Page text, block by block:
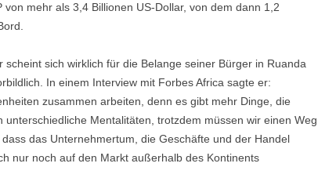
mehr als 3,4 Billionen US-Dollar, von dem dann 1,2
sich wirklich für die Belange seiner Bürger in Ruanda
In einem Interview mit Forbes Africa sagte er:
zusammen arbeiten, denn es gibt mehr Dinge, die
Mentalitäten, trotzdem müssen wir einen Weg
das Unternehmertum, die Geschäfte und der Handel
nur noch auf den Markt außerhalb des Kontinents